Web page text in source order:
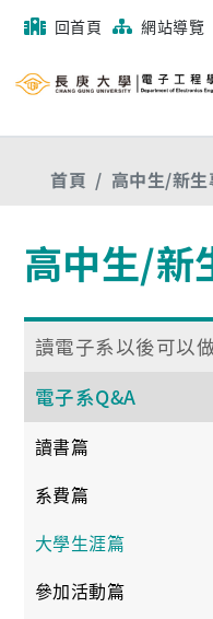
回首頁 網站導覽
首頁 高中生/新生
高中生/新
讀電子系以後可以
電子系Q&A
讀書篇
系費篇
大學生涯篇
參加活動篇